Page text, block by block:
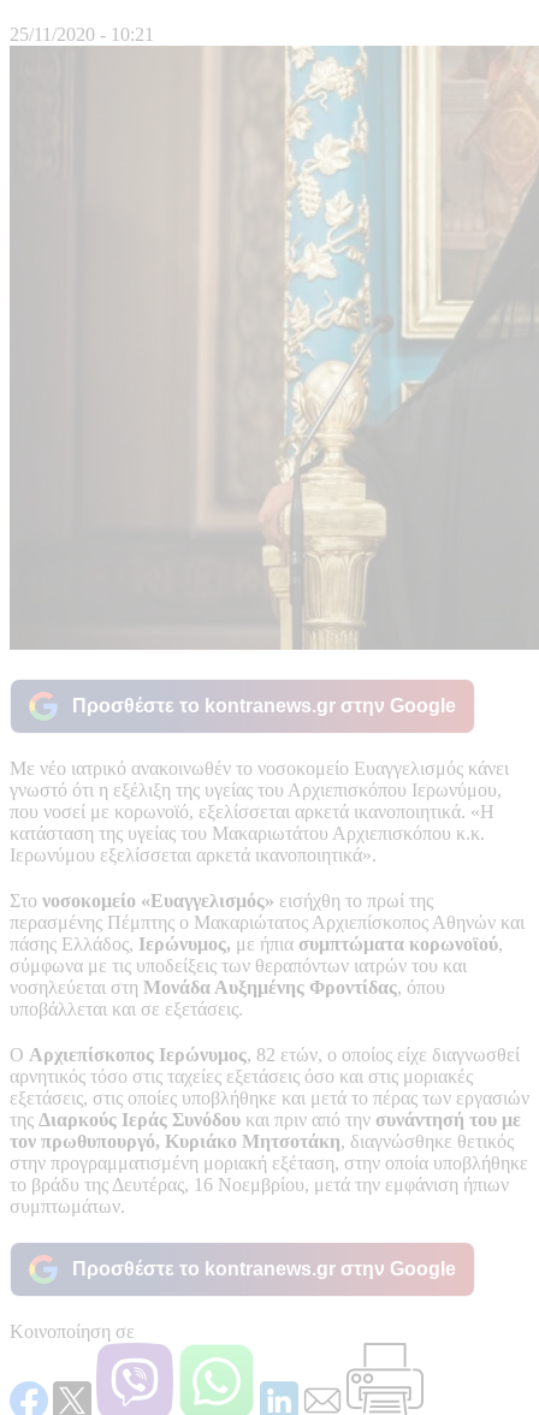
25/11/2020 - 10:21
Προσθέστε το kontranews.gr στην Google
Με νέο ιατρικό ανακοινωθέν το νοσοκομείο Ευαγγελισμός κάνει
γνωστό ότι η εξέλιξη της υγείας του Αρχιεπισκόπου Ιερωνύμου,
που νοσεί με κορωνοϊό, εξελίσσεται αρκετά ικανοποιητικά. «Η
κατάσταση της υγείας του Μακαριωτάτου Αρχιεπισκόπου κ.κ.
Ιερωνύμου εξελίσσεται αρκετά ικανοποιητικά».
Στο νοσοκομείο «Ευαγγελισμός» εισήχθη το πρωί της
περασμένης Πέμπτης ο Μακαριώτατος Αρχιεπίσκοπος Αθηνών και
πάσης Ελλάδος, Ιερώνυμος, με ήπια συμπτώματα κορωνοϊού,
σύμφωνα με τις υποδείξεις των θεραπόντων ιατρών του και
νοσηλεύεται στη Μονάδα Αυξημένης Φροντίδας, όπου
υποβάλλεται και σε εξετάσεις.
Ο Αρχιεπίσκοπος Ιερώνυμος, 82 ετών, ο οποίος είχε διαγνωσθεί
αρνητικός τόσο στις ταχείες εξετάσεις όσο και στις μοριακές
εξετάσεις, στις οποίες υποβλήθηκε και μετά το πέρας των εργασιών
της Διαρκούς Ιεράς Συνόδου και πριν από την συνάντησή του με
τον πρωθυπουργό, Κυριάκο Μητσοτάκη, διαγνώσθηκε θετικός
στην προγραμματισμένη μοριακή εξέταση, στην οποία υποβλήθηκε
το βράδυ της Δευτέρας, 16 Νοεμβρίου, μετά την εμφάνιση ήπιων
συμπτωμάτων.
Προσθέστε το kontranews.gr στην Google
Κοινοποίηση σε